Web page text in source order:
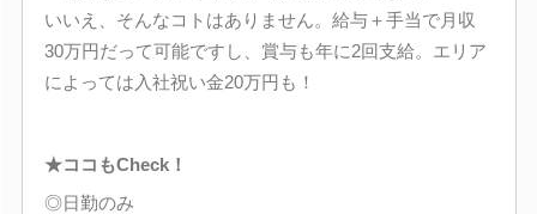
いいえ、そんなコトはありません。給与＋手当で月収
30万円だって可能ですし、賞与も年に2回支給。エリア
によっては入社祝い金20万円も！
★ココもCheck！
◎日勤のみ